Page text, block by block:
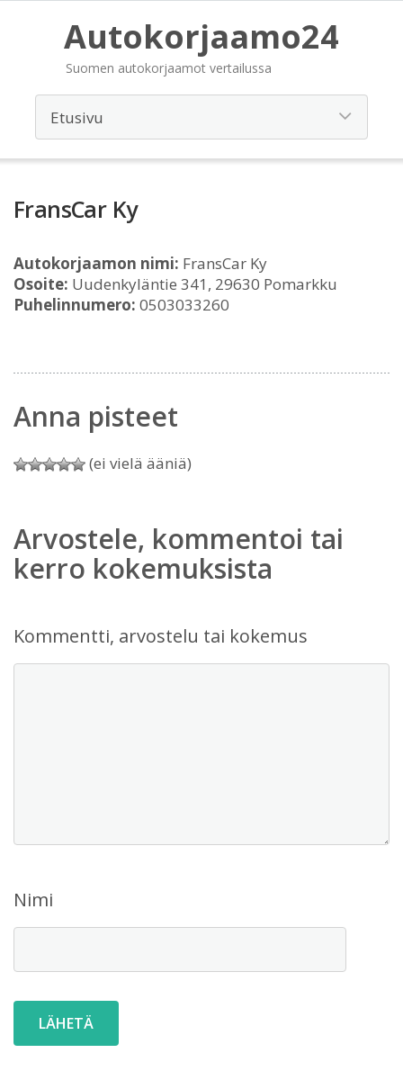
Autokorjaamo24
Suomen autokorjaamot vertailussa
FransCar Ky
Autokorjaamon nimi: FransCar Ky
Osoite: Uudenkyläntie 341, 29630 Pomarkku
Puhelinnumero: 0503033260
Anna pisteet
(ei vielä ääniä)
Arvostele, kommentoi tai
kerro kokemuksista
Kommentti, arvostelu tai kokemus
Nimi